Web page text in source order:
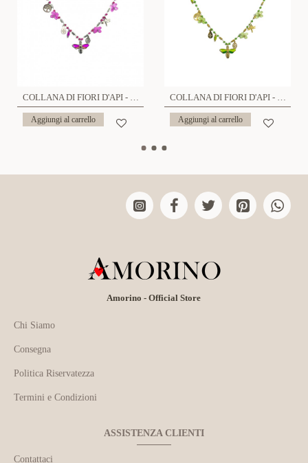
COLLANA DI FIORI D'API - YNK231344E301 ARG
Aggiungi al carrello
COLLANA DI FIORI D'API - YNK231344E301 ORO
Aggiungi al carrello
Amorino - Official Store
Chi Siamo
Consegna
Politica Riservatezza
Termini e Condizioni
ASSISTENZA CLIENTI
Contattaci